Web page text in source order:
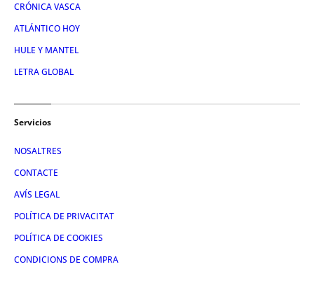
CRÓNICA VASCA
ATLÁNTICO HOY
HULE Y MANTEL
LETRA GLOBAL
Servicios
NOSALTRES
CONTACTE
AVÍS LEGAL
POLÍTICA DE PRIVACITAT
POLÍTICA DE COOKIES
CONDICIONS DE COMPRA